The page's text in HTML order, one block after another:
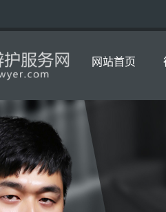
网站首页